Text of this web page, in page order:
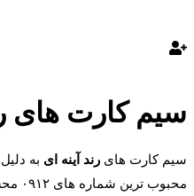
سیم کارت های
سیم کارت های رند آینه ای به